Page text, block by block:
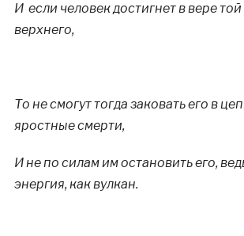
И если человек достигнет в вере
верхнего,
То не смогут тогда заковать его в
яростные смерти,
И не по силам им остановить его,
энергия, как вулкан.